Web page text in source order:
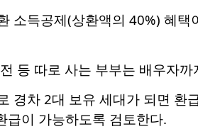
소득공제(상환액의 40%) 혜
등 따로 사는 부부는 배우자
경차 2대 보유 세대가 되면 환
급이 가능하도록 검토한다.